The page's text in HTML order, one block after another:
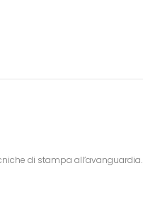
di stampa all’avanguardia.